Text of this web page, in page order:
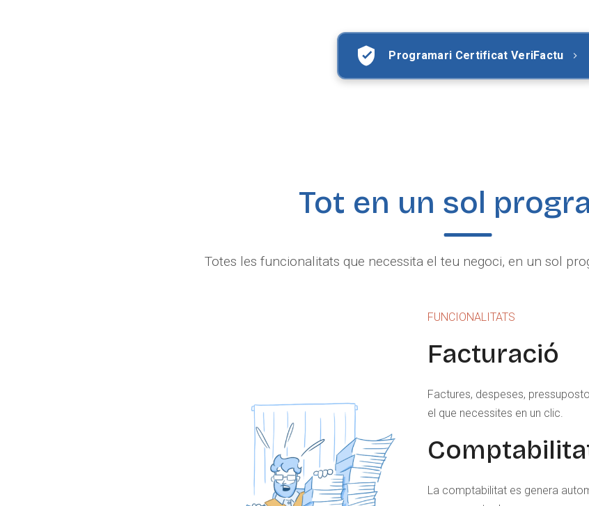
Programari Certificat VeriFactu
Tot en un sol
Totes les funcionalitats que necessita el teu negoci, en un sol
FUNCIONALITATS
Facturació
Factures, despeses,
el que necessites en un clic.
La comptabilitat es genera